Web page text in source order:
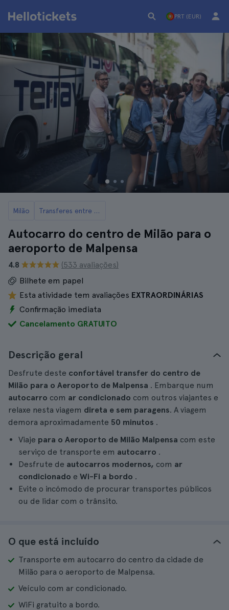
PRT (EUR)
Milão Transferes entre o aeroporto e Milão
Autocarro do centro de Milão para o
aeroporto de Malpensa
4.8
(533 avaliações)
Bilhete em papel
Esta atividade tem avaliações EXTRAORDINÁRIAS
Confirmação imediata
Cancelamento GRATUITO
Descrição geral
Desfrute deste confortável transfer do centro de
Milão para o Aeroporto de Malpensa . Embarque num
autocarro com ar condicionado com outros viajantes e
relaxe nesta viagem direta e sem paragens. A viagem
demora aproximadamente 50 minutos .
Viaje para o Aeroporto de Milão Malpensa com este
serviço de transporte em autocarro .
Desfrute de autocarros modernos, com ar
condicionado e Wi-Fi a bordo .
Evite o incómodo de procurar transportes públicos
ou de lidar com o trânsito.
O que está incluído
Transporte em autocarro do centro da cidade de
Milão para o aeroporto de Malpensa.
Veículo com ar condicionado.
WiFi gratuito a bordo.